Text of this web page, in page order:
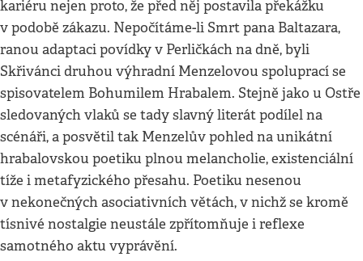
kariéru nejen proto, že před něj postavila překážku
v podobě zákazu. Nepočítáme-li Smrt pana Baltazara,
ranou adaptaci povídky v Perličkách na dně, byli
Skřivánci druhou výhradní Menzelovou spoluprací se
spisovatelem Bohumilem Hrabalem. Stejně jako u Ostře
sledovaných vlaků se tady slavný literát podílel na
scénáři, a posvětil tak Menzelův pohled na unikátní
hrabalovskou poetiku plnou melancholie, existenciální
tíže i metafyzického přesahu. Poetiku nesenou
v nekonečných asociativních větách, v nichž se kromě
tísnivé nostalgie neustále zpřítomňuje i reflexe
samotného aktu vyprávění.